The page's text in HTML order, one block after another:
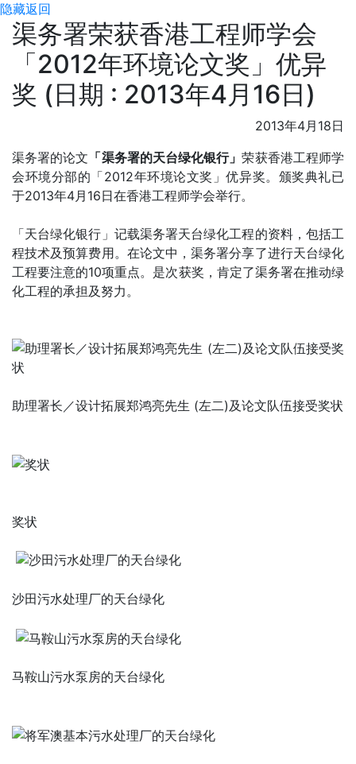
隐藏返回
渠务署荣获香港工程师学会
「2012年环境论文奖」优异
奖 (日期 : 2013年4月16日)
2013年4月18日
渠务署的论文 「渠务署的天台绿化银行」荣获香港工程师学
会环境分部的「2012年环境论文奖」优异奖。颁奖典礼已
于2013年4月16日在香港工程师学会举行。
「天台绿化银行」记载渠务署天台绿化工程的资料，包括工
程技术及预算费用。在论文中，渠务署分享了进行天台绿化
工程要注意的10项重点。是次获奖，肯定了渠务署在推动绿
化工程的承担及努力。
助理署长／设计拓展郑鸿亮先生 (左二)及论文队伍接受奖状
奖状
沙田污水处理厂的天台绿化
马鞍山污水泵房的天台绿化